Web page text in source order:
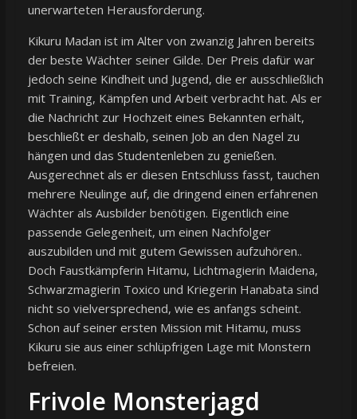
unerwarteten Herausforderung.
Kikuru Madan ist im Alter von zwanzig Jahren bereits
der beste Wächter seiner Gilde. Der Preis dafür war
jedoch seine Kindheit und Jugend, die er ausschließlich
mit Training, Kämpfen und Arbeit verbracht hat. Als er
die Nachricht zur Hochzeit eines Bekannten erhält,
beschließt er deshalb, seinen Job an den Nagel zu
hängen und das Studentenleben zu genießen.
Ausgerechnet als er diesen Entschluss fasst, tauchen
mehrere Neulinge auf, die dringend einen erfahrenen
Wächter als Ausbilder benötigen. Eigentlich eine
passende Gelegenheit, um einen Nachfolger
auszubilden und mit gutem Gewissen aufzuhören..
Doch Faustkämpferin Hitamu, Lichtmagierin Maidena,
Schwarzmagierin Toxico und Kriegerin Hanabata sind
nicht so vielversprechend, wie es anfangs scheint.
Schon auf seiner ersten Mission mit Hitamu, muss
Kikuru sie aus einer schlüpfrigen Lage mit Monstern
befreien.
Frivole Monsterjagd